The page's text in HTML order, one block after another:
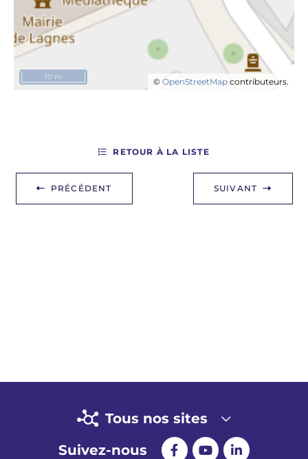
© OpenStreetMap contributeurs.
10 m
PRÉCÉDENT
RETOUR À LA LISTE
SUIVANT
Tous nos sites
Suivez-nous